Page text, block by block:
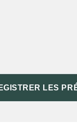
LES
a> personnelle,